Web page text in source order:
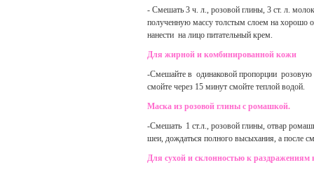
- Смешать 3 ч. л., розовой глины, 3 ст. л.
полученную массу толстым слоем на хорошо
нанести на лицо питательный крем.
Для жирной и комбинированной кожи
-Смешайте в одинаковой пропорции розовую
смойте через 15 минут смойте теплой водой.
Маска из розовой глины с ромашкой.
-Смешать 1 ст.л., розовой глины, отвар
шеи, дождаться полного высыхания, а после
Для сухой и склонностью к